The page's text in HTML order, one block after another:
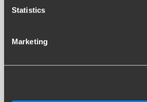
Statistics
Marketing